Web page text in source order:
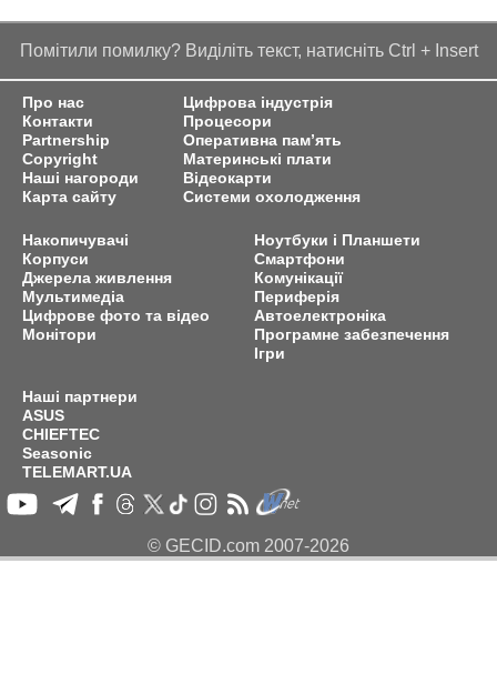
Помітили помилку? Виділіть текст, натисніть Ctrl + Insert
Про нас
Контакти
Partnership
Copyright
Наші нагороди
Карта сайту
Цифрова індустрія
Процесори
Оперативна пам’ять
Материнські плати
Відеокарти
Системи охолодження
Накопичувачі
Корпуси
Джерела живлення
Мультимедіа
Цифрове фото та відео
Монітори
Ноутбуки і Планшети
Смартфони
Комунікації
Периферія
Автоелектроніка
Програмне забезпечення
Ігри
Наші партнери
ASUS
CHIEFTEC
Seasonic
TELEMART.UA
© GECID.com 2007-2026